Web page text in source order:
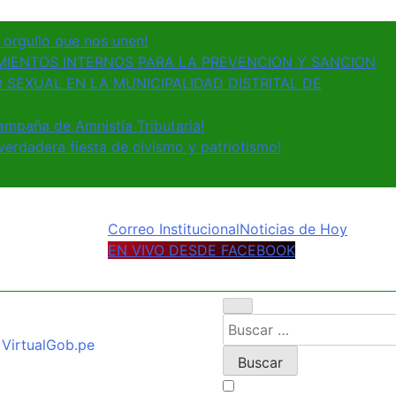
que nos unen!
INTERNOS PARA LA PREVENCION Y SANCION
SEXUAL EN LA MUNICIPALIDAD DISTRITAL DE
de Amnistía Tributaria!
fiesta de civismo y patriotismo!
Correo InstitucionalNoticias de Hoy
EN VIVO DESDE FACEBOOK
Gob.pe
Buscar: